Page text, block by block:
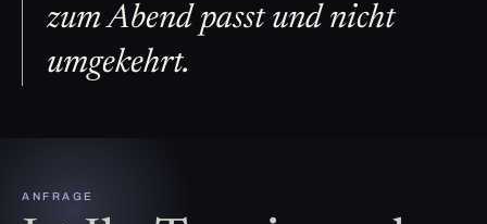
zum Abend passt und nicht
umgekehrt.
ANFRAGE